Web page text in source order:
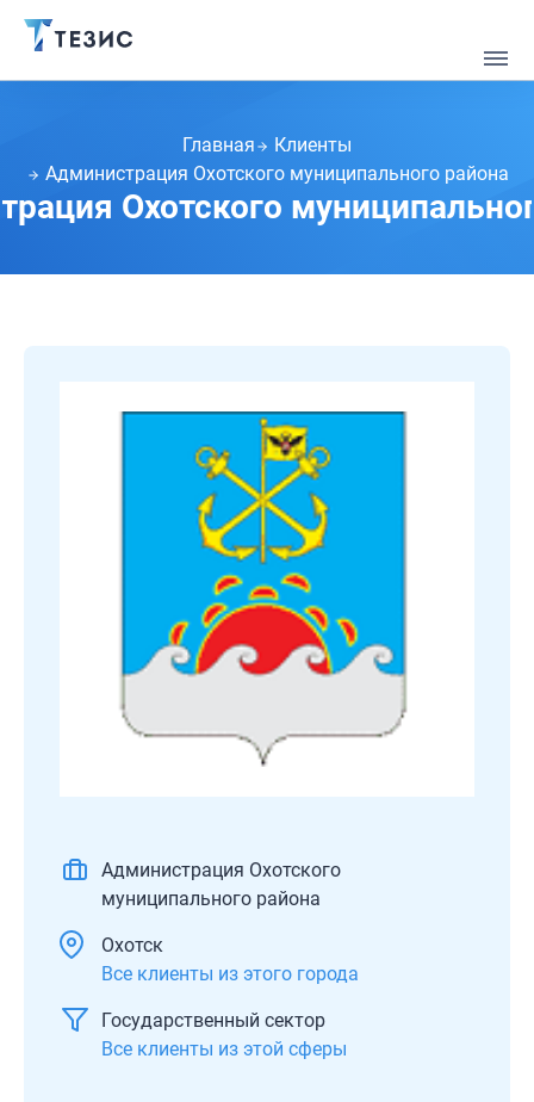
Главная
Клиенты
Администрация Охотского муниципального района
Охотского
Администрация Охотского
муниципального района
Охотск
Все клиенты из этого города
Государственный сектор
Все клиенты из этой сферы